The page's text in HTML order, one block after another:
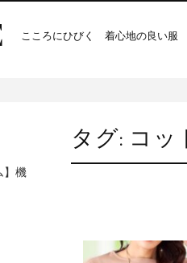
こころにひびく 着心地の良い服
タグ:コ
】機